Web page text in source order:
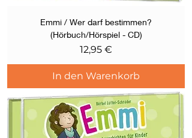
Emmi / Wer darf bestimmen?
(Hörbuch/Hörspiel - CD)
Preis
12,95 €
In den Warenkorb